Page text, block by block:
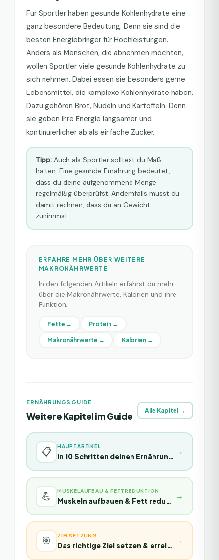
Für Sportler haben gesunde Kohlenhydrate eine
ganz besondere Bedeutung. Denn sie sind die
besten Energiebringer für Hochleistungen.
Anders als Menschen, die abnehmen möchten,
wollen Sportler viele gesunde Kohlenhydrate zu
sich nehmen. Dabei essen sie besonders gerne
Lebensmittel, die komplexe Kohlenhydrate haben.
Dazu gehören Brot, Nudeln und Kartoffeln. Denn
sie geben ihre Energie langsamer und
kontinuierlicher ab als einfache Zucker.
Tipp: Auch als Sportler solltest du Maß
halten. Eine gesunde Ernährung bedeutet,
dass du deine aufgenommene Menge
regelmäßig überprüfst. Andernfalls musst du
damit rechnen, dass du an Gewicht
zunimmst.
ERFAHRE MEHR ÜBER WEITERE
MAKRONÄHRWERTE:
In den folgenden Artikeln erfährst du mehr
über die Makronährwerte, Kalorien und ihre
Funktion.
Fette → Protein→
Makronährwerte → Kalorien→
ERNÄHRUNGSGUIDE
Weitere Kapitel im Guide Alle Kapitel →
📋 HAUPTARTIKEL →
💪 MUSKELAUFBAU & FETTREDUKTION →
🎯 ZIELSETZUNG →